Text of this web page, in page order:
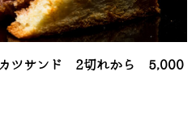
ツサンド 2切れから 5,000